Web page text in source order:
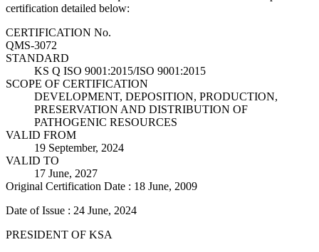
certification detailed below:
CERTIFICATION No.
QMS-3072
STANDARD
KS Q ISO 9001:2015/ISO 9001:2015
SCOPE OF CERTIFICATION
DEVELOPMENT, DEPOSITION, PRODUCTION,
PRESERVATION AND DISTRIBUTION OF
PATHOGENIC RESOURCES
VALID FROM
19 September, 2024
VALID TO
17 June, 2027
Original Certification Date : 18 June, 2009
Date of Issue : 24 June, 2024
PRESIDENT OF KSA